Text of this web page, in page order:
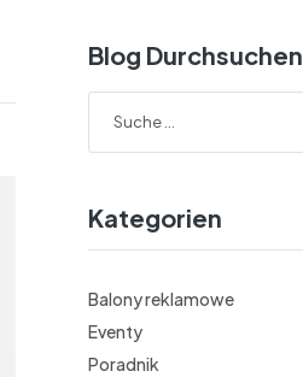
Blog Durchsuchen
Kategorien
Balony reklamowe
Eventy
Poradnik